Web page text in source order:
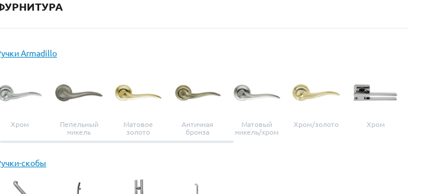
Armadillo
Хром
Пепельный
никель
Матовое
золото
Античная
бронза
Матовый
никель/хром
Хром/золото Хром
скобы